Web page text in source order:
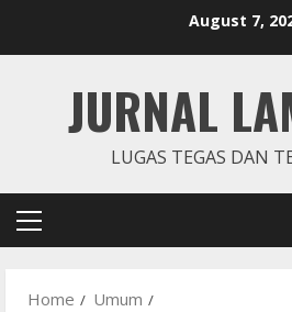
August 7,
JURNAL
LUGAS TEGAS DAN
Primary
Home
Umum